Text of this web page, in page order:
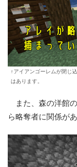
↑アイアンゴーレムが閉じ
はあります。
また、森の洋館
ら略奪者に関係が